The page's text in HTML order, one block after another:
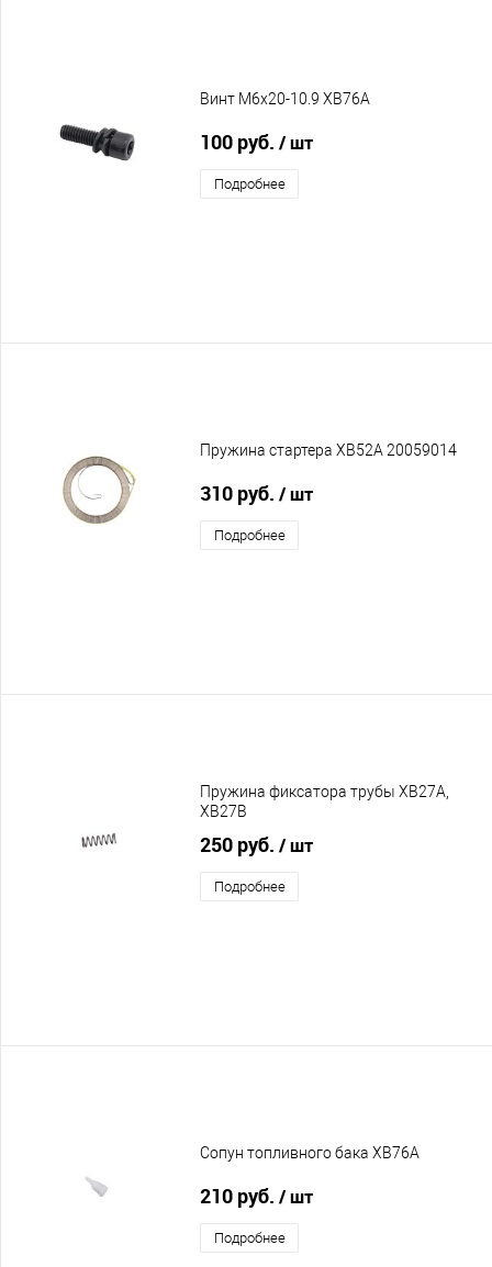
Винт M6x20-10.9 XB76A
100 руб. / шт
Подробнее
Пружина стартера XB52A 20059014
310 руб. / шт
Подробнее
Пружина фиксатора трубы XB27A,
XB27B
250 руб. / шт
Подробнее
Сопун топливного бака XB76A
210 руб. / шт
Подробнее